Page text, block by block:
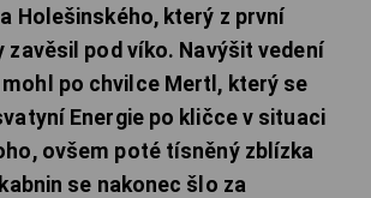
Holešinského, který z první
zavěsil pod víko. Navýšit vedení
po chvilce Mertl, který se
Energie po kličce v situaci
ovšem poté tísněný zblízka
se nakonec šlo za